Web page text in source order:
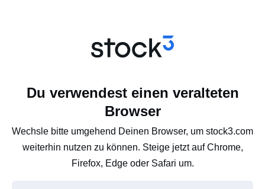
Du verwendest einen veralteten
Browser
Wechsle bitte umgehend Deinen Browser, um stock3.com
weiterhin nutzen zu können. Steige jetzt auf Chrome,
Firefox, Edge oder Safari um.